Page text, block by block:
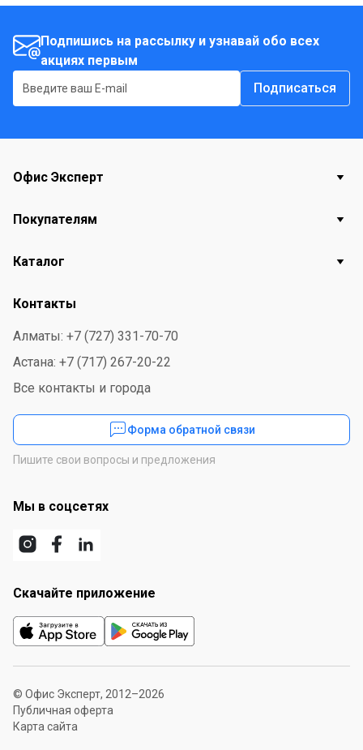
Подпишись на рассылку и узнавай обо всех
акциях первым
Подписаться
Офис Эксперт
Покупателям
Каталог
Контакты
Алматы: +7 (727) 331-70-70
Астана: +7 (717) 267-20-22
Все контакты и города
Форма обратной связи
Пишите свои вопросы и предложения
Мы в соцсетях
Скачайте приложение
© Офис Эксперт, 2012–2026
Публичная оферта
Карта сайта